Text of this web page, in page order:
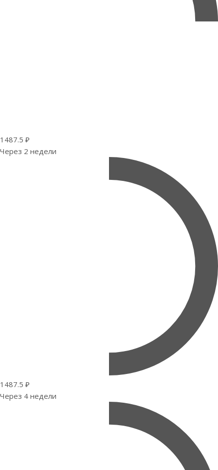
1487.5 ₽
Через 2 недели
1487.5 ₽
Через 4 недели